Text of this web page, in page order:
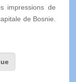
impressions de
de Bosnie.